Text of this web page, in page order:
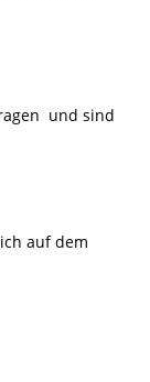
und sind
auf dem